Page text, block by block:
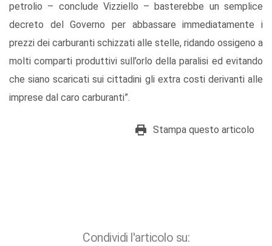
petrolio – conclude Vizziello – basterebbe un semplice
decreto del Governo per abbassare immediatamente i
prezzi dei carburanti schizzati alle stelle, ridando ossigeno a
molti comparti produttivi sull’orlo della paralisi ed evitando
che siano scaricati sui cittadini gli extra costi derivanti alle
imprese dal caro carburanti”.
Stampa questo articolo
Condividi l'articolo su: